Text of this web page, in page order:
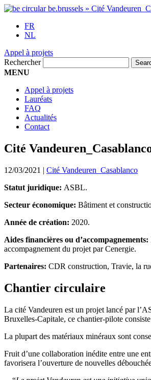
FR
NL
Appel à projets
Rechercher
MENU
Appel à projets
Lauréats
FAQ
Actualités
Contact
Cité
12/03/2021 | Cité Vandeuren_Casablanco
Statut juridique: ASBL.
Secteur économique: Bâtiment et
Année de création: 2020.
Aides financières ou d’accompagnements:
accompagnement du projet par Cenergie.
Partenaires: CDR construction, Travie, la
Chantier circulaire
La cité Vandeuren est un projet lancé par
Bruxelles-Capitale, ce chantier-pilote
La plupart des matériaux minéraux sont
Fruit d’une collaboration inédite entre une
favorisera l’ouverture de nouvelles